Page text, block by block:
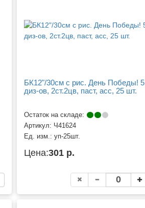
БК12"/30см с рис. День Победы! 5
диз-ов, 2ст.2цв, паст, асс, 25 шт.
Остаток на складе:
Артикул: Ч41624
Ед. изм.:уп-25шт.
Цена:301 р.